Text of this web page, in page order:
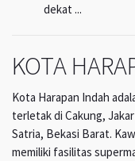
dekat ...
KOTA
Kota Harapan Indah
terletak di Cakung,
Satria, Bekasi Barat.
memiliki fasilitas